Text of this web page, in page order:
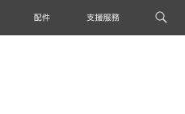
配件 支援服務